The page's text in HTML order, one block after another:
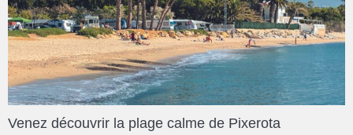
Venez découvrir la plage calme de Pixerota